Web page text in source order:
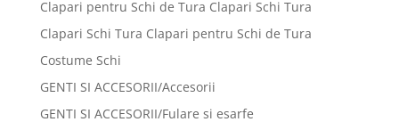
Clapari pentru Schi de Tura Clapari Schi Tura
Clapari Schi Tura Clapari pentru Schi de Tura
Costume Schi
GENTI SI ACCESORII/Accesorii
GENTI SI ACCESORII/Fulare si esarfe